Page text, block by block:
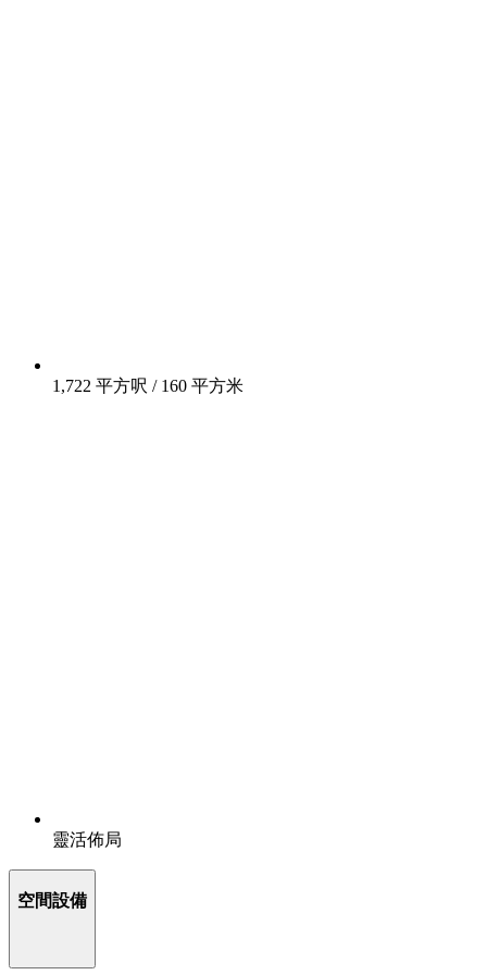
1,722 平方呎 / 160 平方米
靈活佈局
空間設備